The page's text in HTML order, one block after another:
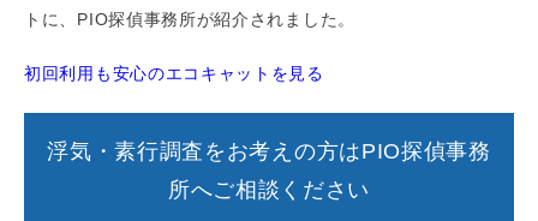
トに、PIO探偵事務所が紹介されました。
初回利用も安心のエコキャットを見る
浮気・素行調査をお考えの方はPIO探偵事務
所へご相談ください